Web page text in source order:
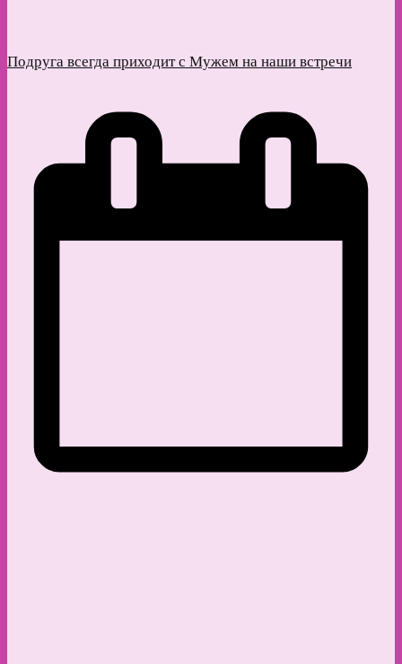
Подруга всегда приходит с Мужем на наши встречи